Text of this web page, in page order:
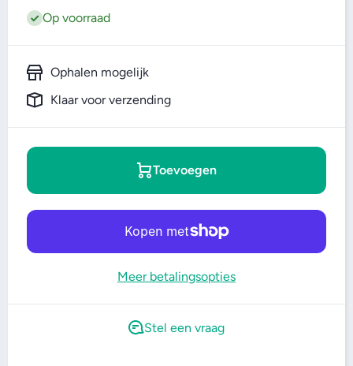
Op voorraad
Ophalen mogelijk
Klaar voor verzending
Toevoegen
Meer betalingsopties
Stel een vraag